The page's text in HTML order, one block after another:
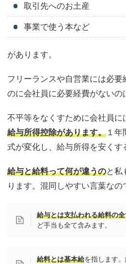
取引先へのお土産
事業で使う本など
があります。
フリーランスや自営業には必要
のに会社員に必要経費がないの
不平等をなくすために会社員に
給与所得控除があります。 １
式が変化し、給与所得を安くす
給与と給料って何が違うのと私
ります。混同しやすい言葉なの
給与とは支払われる給料の
ど手当も全て含みます。
給料とは基本給を指します